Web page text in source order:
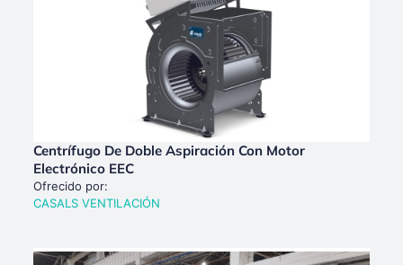
Centrífugo De Doble Aspiración Con Motor
Electrónico EEC
Ofrecido por:
CASALS VENTILACIÓN